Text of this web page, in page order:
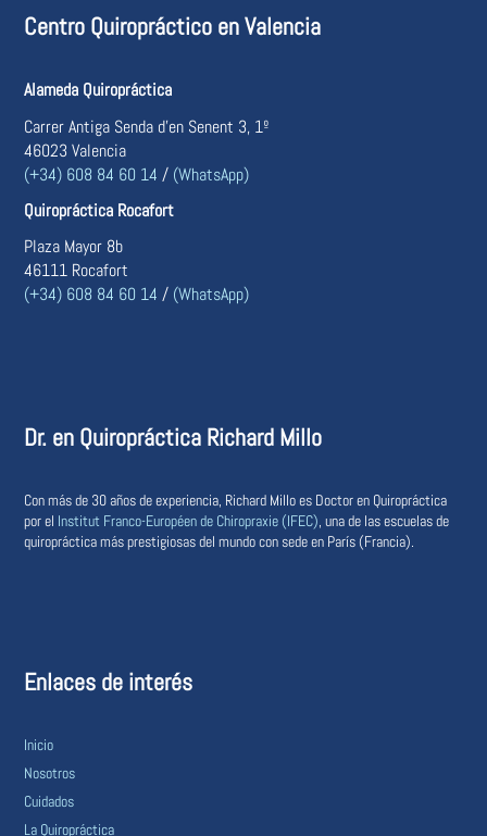
Centro Quiropráctico en Valencia
Alameda Quiropráctica
Carrer Antiga Senda d’en Senent 3, 1º
46023 Valencia
(+34) 608 84 60 14 / (WhatsApp)
Quiropráctica Rocafort
Plaza Mayor 8b
46111 Rocafort
(+34) 608 84 60 14 / (WhatsApp)
Dr. en Quiropráctica Richard Millo
Con más de 30 años de experiencia, Richard Millo es Doctor en Quiropráctica
por el Institut Franco-Européen de Chiropraxie (IFEC), una de las escuelas de
quiropráctica más prestigiosas del mundo con sede en París (Francia).
Enlaces de interés
Inicio
Nosotros
Cuidados
La Quiropráctica